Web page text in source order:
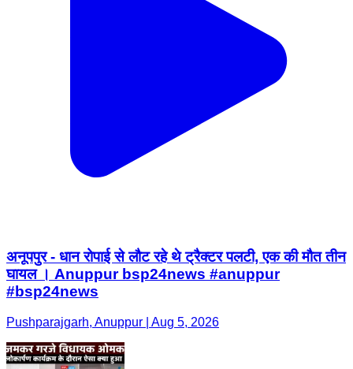
अनूपपुर - धान रोपाई से लौट रहे थे ट्रैक्टर पलटी, एक की मौत तीन
घायल । Anuppur bsp24news #anuppur
#bsp24news
Pushparajgarh, Anuppur | Aug 5, 2026